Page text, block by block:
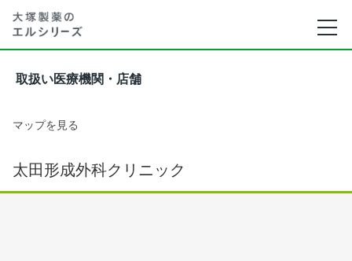
取扱い医療機関・店舗
マップを見る
太田形成外科クリニック